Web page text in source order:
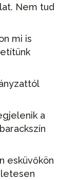
Nem tud
mi is
a
esküvőkön